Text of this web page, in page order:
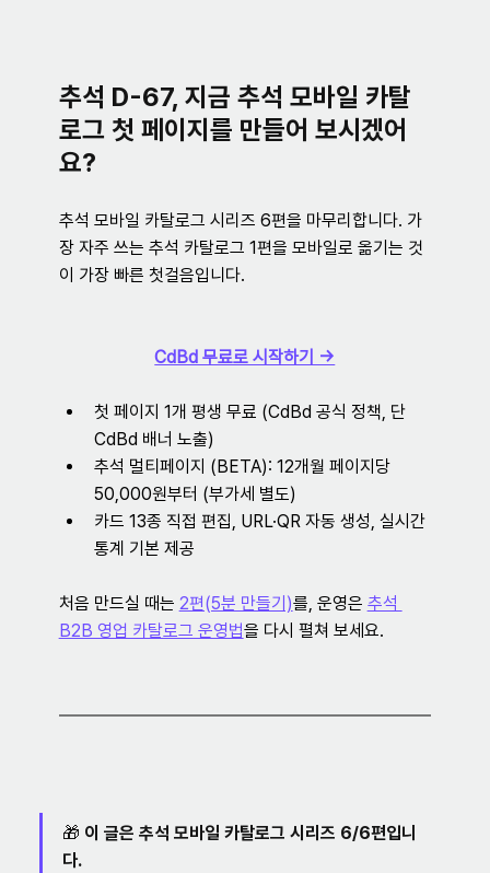
추석 D-67, 지금 추석 모바일 카탈
로그 첫 페이지를 만들어 보시겠어
요?
추석 모바일 카탈로그 시리즈 6편을 마무리합니다. 가
장 자주 쓰는 추석 카탈로그 1편을 모바일로 옮기는 것
이 가장 빠른 첫걸음입니다.
CdBd 무료로 시작하기 →
첫 페이지 1개 평생 무료 (CdBd 공식 정책, 단
CdBd 배너 노출)
추석 멀티페이지 (BETA): 12개월 페이지당
50,000원부터 (부가세 별도)
카드 13종 직접 편집, URL·QR 자동 생성, 실시간
통계 기본 제공
처음 만드실 때는 2편(5분 만들기)를, 운영은 추석
B2B 영업 카탈로그 운영법을 다시 펼쳐 보세요.
🎁 이 글은 추석 모바일 카탈로그 시리즈 6/6편입니
다.